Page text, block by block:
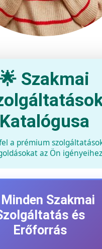
Szakmai
Katalógusa
a prémium
az Ön igényeihez
Szakmai
és
Erőforrás